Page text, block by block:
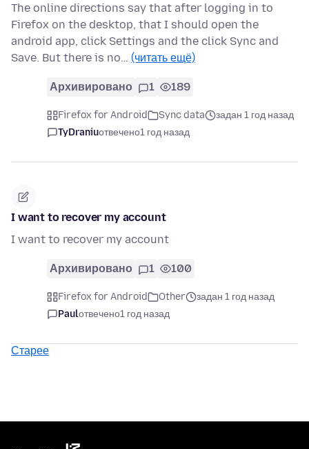
The online directions say that after logging in to
Firefox on the desktop, that I should open the
android app, click Settings and the click Sync and
Save. But there is no… (читать ещё)
Архивировано 1 189
Firefox for Android Sync data
задан 1 год назад
TyDraniuотвечено1 год назад
I want to recover my account
I want to recover my account
Архивировано 1 100
Firefox for Android Other
задан 1 год назад
Paulотвечено1 год назад
Старее